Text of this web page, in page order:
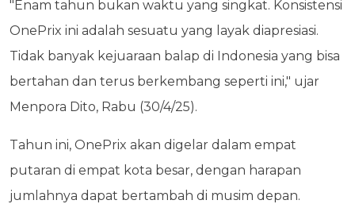
"Enam tahun bukan waktu yang singkat. Konsistensi
OnePrix ini adalah sesuatu yang layak diapresiasi.
Tidak banyak kejuaraan balap di Indonesia yang bisa
bertahan dan terus berkembang seperti ini," ujar
Menpora Dito, Rabu (30/4/25).
Tahun ini, OnePrix akan digelar dalam empat
putaran di empat kota besar, dengan harapan
jumlahnya dapat bertambah di musim depan.